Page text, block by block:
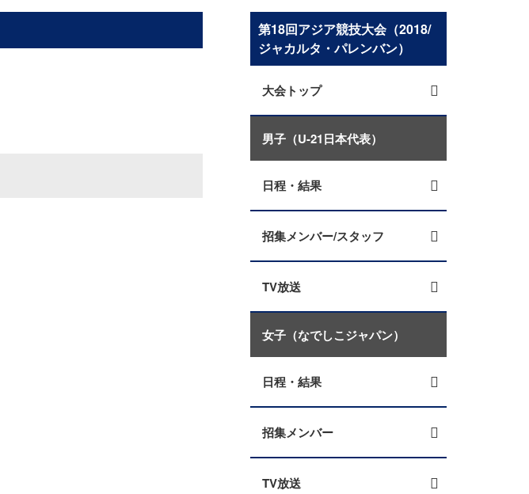
第18回アジア競技大会（2018/
ジャカルタ・パレンバン）
大会トップ
男子（U-21日本代表）
日程・結果
招集メンバー/スタッフ
TV放送
女子（なでしこジャパン）
日程・結果
招集メンバー
TV放送